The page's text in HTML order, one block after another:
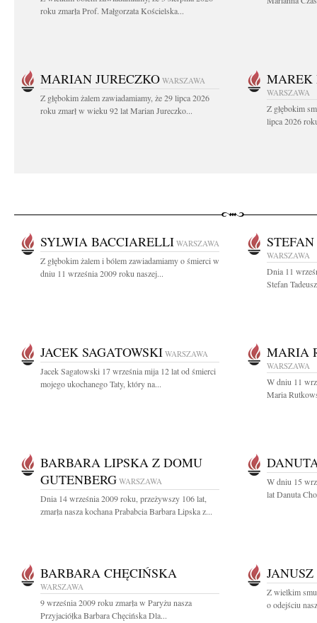
roku zmarła Prof. Małgorzata Kościelska...
MARIAN JURECZKO WARSZAWA
Z głębokim żalem zawiadamiamy, że 29 lipca 2026
roku zmarł w wieku 92 lat Marian Jureczko...
MAREK
WARSZAWA
Z głębokim
lipca 2026
SYLWIA BACCIARELLI WARSZAWA
Z głębokim żalem i bólem zawiadamiamy o śmierci w
dniu 11 września 2009 roku naszej...
WARSZAWA
Dnia 11
Stefan
JACEK SAGATOWSKI WARSZAWA
Jacek Sagatowski 17 września mija 12 lat od śmierci
mojego ukochanego Taty, który na...
MARIA
WARSZAWA
W dniu 11
Maria
BARBARA LIPSKA Z DOMU
GUTENBERG WARSZAWA
Dnia 14 września 2009 roku, przeżywszy 106 lat,
zmarła nasza kochana Prababcia Barbara Lipska z...
W dniu 15
lat Danuta
BARBARA CHĘCIŃSKA
WARSZAWA
9 września 2009 roku zmarła w Paryżu nasza
Przyjaciółka Barbara Chęcińska Dla...
Z wielkim
o odejściu